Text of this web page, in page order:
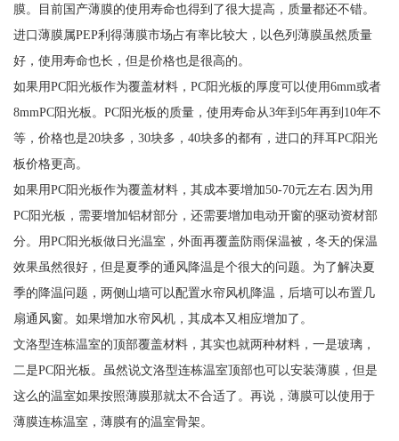
膜。目前国产薄膜的使用寿命也得到了很大提高，质量都还不错。
进口薄膜属PEP利得薄膜市场占有率比较大，以色列薄膜虽然质量
好，使用寿命也长，但是价格也是很高的。
如果用PC阳光板作为覆盖材料，PC阳光板的厚度可以使用6mm或者
8mmPC阳光板。PC阳光板的质量，使用寿命从3年到5年再到10年不
等，价格也是20块多，30块多，40块多的都有，进口的拜耳PC阳光
板价格更高。
如果用PC阳光板作为覆盖材料，其成本要增加50-70元左右.因为用
PC阳光板，需要增加铝材部分，还需要增加电动开窗的驱动资材部
分。用PC阳光板做日光温室，外面再覆盖防雨保温被，冬天的保温
效果虽然很好，但是夏季的通风降温是个很大的问题。为了解决夏
季的降温问题，两侧山墙可以配置水帘风机降温，后墙可以布置几
扇通风窗。如果增加水帘风机，其成本又相应增加了。
文洛型连栋温室的顶部覆盖材料，其实也就两种材料，一是玻璃，
二是PC阳光板。虽然说文洛型连栋温室顶部也可以安装薄膜，但是
这么的温室如果按照薄膜那就太不合适了。再说，薄膜可以使用于
薄膜连栋温室，薄膜有的温室骨架。